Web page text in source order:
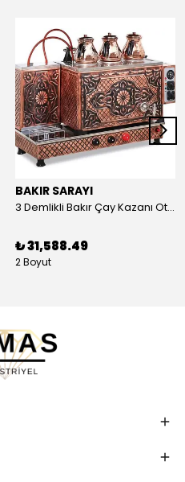
BAKIR SARAYI
3 Demlikli Bakır Çay Kazanı Otomatik, 30 Litre
₺ 31,588.49
2 Boyut